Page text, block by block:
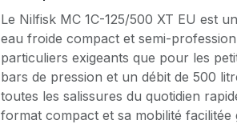
Le Nilfisk MC 1C-125/500 XT EU est
eau froide compact et semi-
particuliers exigeants que pour les
bars de pression et un débit de 500
toutes les salissures du quotidien
format compact et sa mobilité